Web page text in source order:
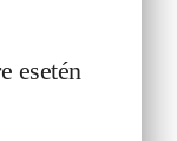
esetén